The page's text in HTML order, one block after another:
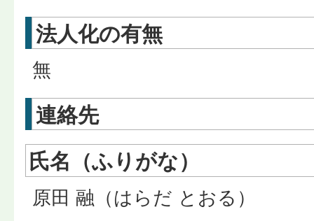
法人化の有無
無
連絡先
氏名（ふりがな）
原田 融（はらだ とおる）